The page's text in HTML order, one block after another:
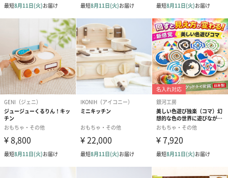
きません。事業活動のすべての段階で新しい試みを次々と取り入
れていく。それがビジョンの具現化につながると考えています。
現在力を入れているグローバル展開についても、新しい仕組みを
構築することで次の成長を目指します。
「夢・クリエイション～楽しいときを創る企業～」−−お客さまに
夢を届けるのがバンダイの仕事です。
まずはバンダイで働く私たち社員が夢を持つ。その夢をステーク
ホルダーの皆さんと分かち合い、一緒に育てて形にしていく。バ
ンダイならおもしろいことをやってくれそうだ、バンダイを見て